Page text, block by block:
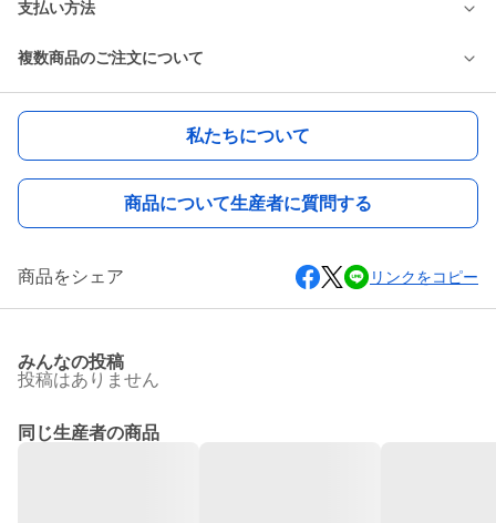
支払い方法
複数商品のご注文について
私たちについて
商品について生産者に質問する
商品をシェア リンクをコピー
みんなの投稿
投稿はありません
同じ生産者の商品